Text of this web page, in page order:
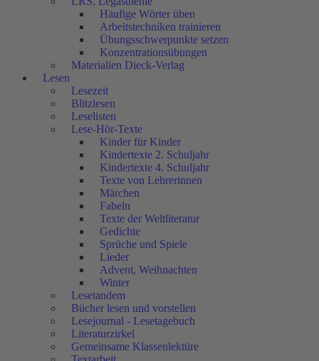
Häufige Wörter üben
Arbeitstechniken trainieren
Übungsschwerpunkte setzen
Konzentrationsübungen
Materialien Dieck-Verlag
Lesen
Lesezeit
Blitzlesen
Leselisten
Lese-Hör-Texte
Kinder für Kinder
Kindertexte 2. Schuljahr
Kindertexte 4. Schuljahr
Texte von Lehrerinnen
Märchen
Fabeln
Texte der Weltliteratur
Gedichte
Sprüche und Spiele
Lieder
Advent, Weihnachten
Winter
Lesetandem
Bücher lesen und vorstellen
Lesejournal - Lesetagebuch
Literaturzirkel
Gemeinsame Klassenlektüre